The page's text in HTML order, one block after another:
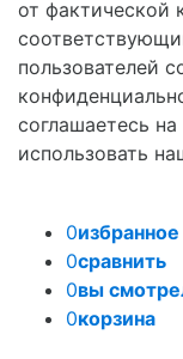
от фактической
пользователей
соглашаетесь
использовать
0избранное
0сравнить
0вы
0корзина